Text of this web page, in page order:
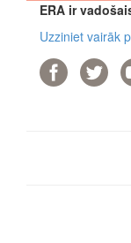
ERA ir
Uzziniet vairāk